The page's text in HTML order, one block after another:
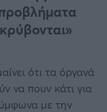
ότι τα όργανά
να πουν κάτι για
με την